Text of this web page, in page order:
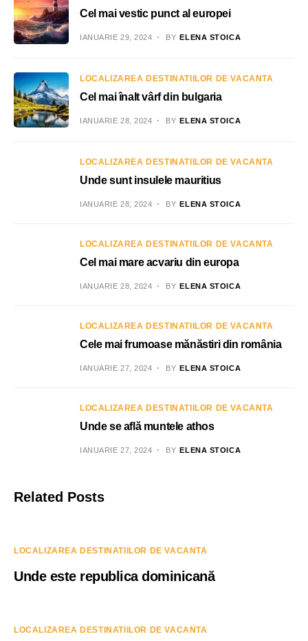
Cel mai vestic punct al europei
IANUARIE 29, 2024 BY ELENA STOICA
LOCALIZAREA DESTINATIILOR DE VACANTA
Cel mai înalt vârf din bulgaria
IANUARIE 28, 2024 BY ELENA STOICA
LOCALIZAREA DESTINATIILOR DE VACANTA
Unde sunt insulele mauritius
IANUARIE 28, 2024 BY ELENA STOICA
LOCALIZAREA DESTINATIILOR DE VACANTA
Cel mai mare acvariu din europa
IANUARIE 28, 2024 BY ELENA STOICA
LOCALIZAREA DESTINATIILOR DE VACANTA
Cele mai frumoase mănăstiri din românia
IANUARIE 27, 2024 BY ELENA STOICA
LOCALIZAREA DESTINATIILOR DE VACANTA
Unde se află muntele athos
IANUARIE 27, 2024 BY ELENA STOICA
Related Posts
LOCALIZAREA DESTINATIILOR DE VACANTA
Unde este republica dominicană
LOCALIZAREA DESTINATIILOR DE VACANTA